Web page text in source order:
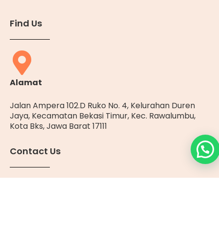
Find Us
Alamat
Jalan Ampera 102.D Ruko No. 4, Kelurahan Duren
Jaya, Kecamatan Bekasi Timur, Kec. Rawalumbu,
Kota Bks, Jawa Barat 17111
Contact Us